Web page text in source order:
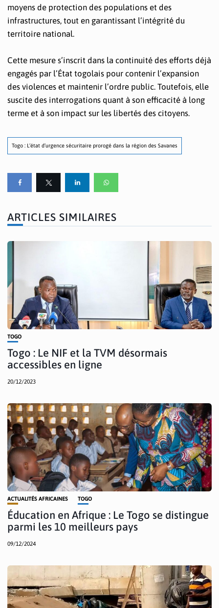
moyens de protection des populations et des
infrastructures, tout en garantissant l’intégrité du
territoire national.
Cette mesure s’inscrit dans la continuité des efforts déjà
engagés par l’État togolais pour contenir l’expansion
des violences et maintenir l’ordre public. Toutefois, elle
suscite des interrogations quant à son efficacité à long
terme et à son impact sur les libertés des citoyens.
Togo : L’état d’urgence sécuritaire prorogé dans la région des Savanes
ARTICLES SIMILAIRES
TOGO
Togo : Le NIF et la TVM désormais
accessibles en ligne
20/12/2023
ACTUALITÉS AFRICAINES TOGO
Éducation en Afrique : Le Togo se distingue
parmi les 10 meilleurs pays
09/12/2024